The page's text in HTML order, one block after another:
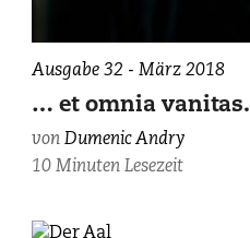
Dumenic
fotografiert
von
Ladina
Ausgabe 32 - März 2018
… et omnia vanitas.
vonDumenic Andry
10 Minuten Lesezeit